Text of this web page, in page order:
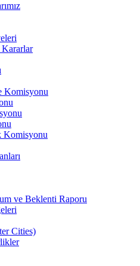
Komisyonu
Komisyonu
ve Beklenti Raporu
Cities)